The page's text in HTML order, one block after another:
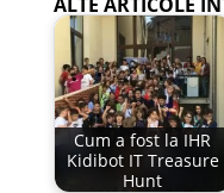
Cum a fost la IHR
Kidibot IT Treasure
Hunt